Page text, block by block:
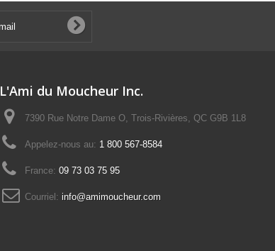
L'Ami du Moucheur Inc.
7390 Rue Notre Dame O, Trois-Rivières, QC G9B 1L8
Appelez-nous au: 1 800 567-8584
France: 09 73 03 75 95
Courriel: info@amimoucheur.com